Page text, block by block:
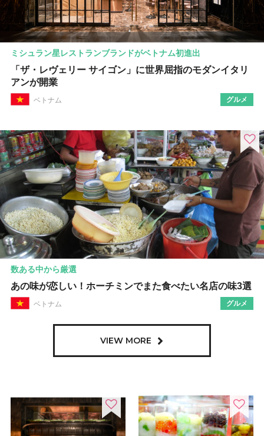
ミシュラン星レストランブランドがベトナム初進出
「ザ・レヴェリー サイゴン」に世界屈指のモダンイタリ
アンが開業
ベトナム グルメ
数ある中から厳選
あの味が恋しい！ホーチミンでまた食べたい名店の味3選
ベトナム グルメ
VIEW MORE